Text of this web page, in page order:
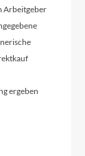
Arbeitgeber
ergeben